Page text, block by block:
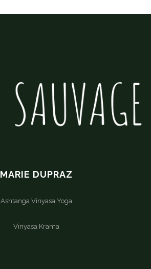
MARIE DUPRAZ
Ashtanga Vinyasa Yoga
Vinyasa Krama